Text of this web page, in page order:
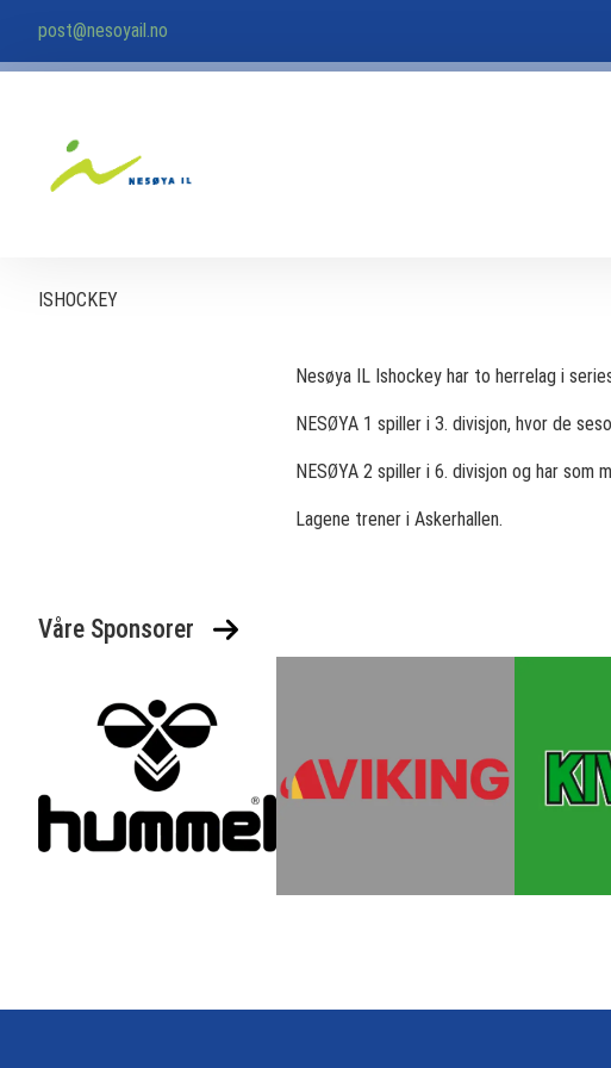
post@nesoyail.no
ISHOCKEY
Nesøya IL Ishockey har to herrelag i
NESØYA 1 spiller i 3. divisjon, hvor de
NESØYA 2 spiller i 6. divisjon og har som
Lagene trener i Askerhallen.
Våre Sponsorer